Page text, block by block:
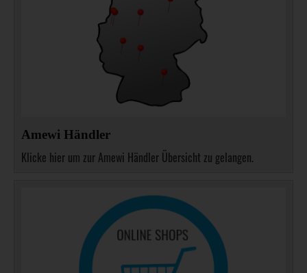
Amewi Händler
Klicke hier um zur Amewi Händler Übersicht zu gelangen.